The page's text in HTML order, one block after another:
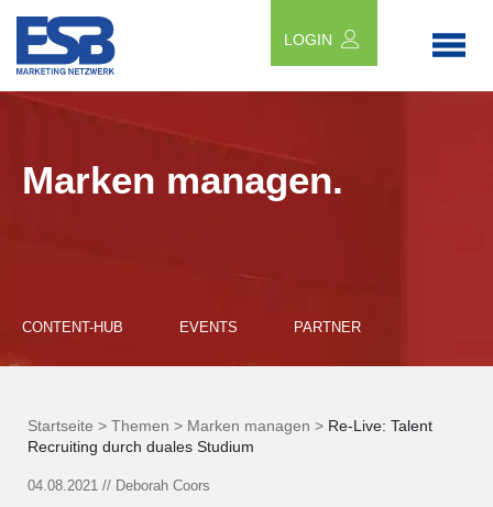
LOGIN
Marken managen.
CONTENT-HUB EVENTS PARTNER
Startseite > Themen > Marken managen > Re-Live: Talent
Recruiting durch duales Studium
04.08.2021 // Deborah Coors